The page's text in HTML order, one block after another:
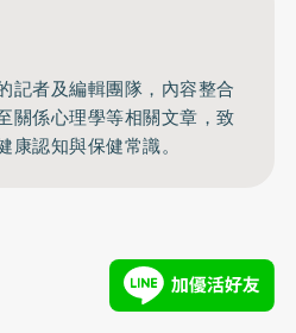
記者及編輯團隊，內容整合
關係心理學等相關文章，致
認知與保健常識。